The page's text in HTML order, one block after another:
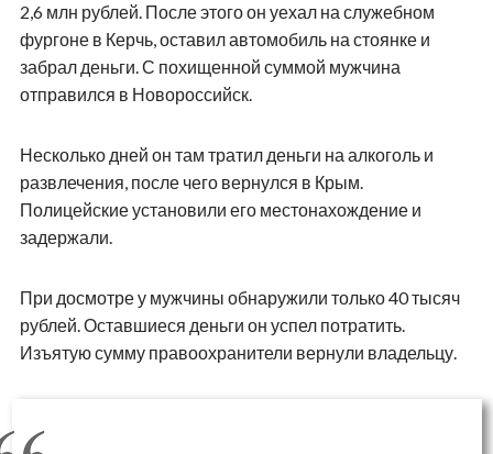
2,6 млн рублей. После этого он уехал на служебном
фургоне в Керчь, оставил автомобиль на стоянке и
забрал деньги. С похищенной суммой мужчина
отправился в Новороссийск.
Несколько дней он там тратил деньги на алкоголь и
развлечения, после чего вернулся в Крым.
Полицейские установили его местонахождение и
задержали.
При досмотре у мужчины обнаружили только 40 тысяч
рублей. Оставшиеся деньги он успел потратить.
Изъятую сумму правоохранители вернули владельцу.